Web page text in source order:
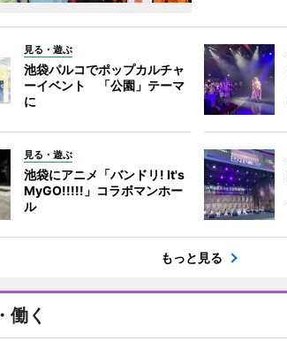
見る・遊ぶ
池袋パルコでポップカルチャ
ーイベント 「公園」テーマ
に
見る・遊ぶ
池袋にアニメ「バンドリ! It's
MyGO!!!!!」コラボマンホー
ル
もっと見る
働く